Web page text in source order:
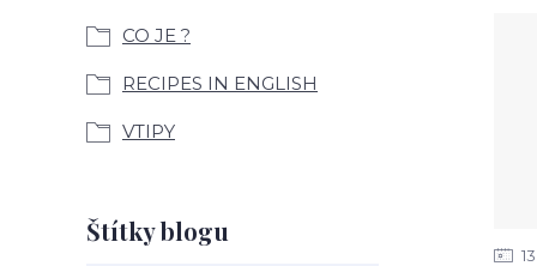
CO JE ?
RECIPES IN ENGLISH
VTIPY
Štítky blogu
13